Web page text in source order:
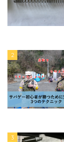
2
3